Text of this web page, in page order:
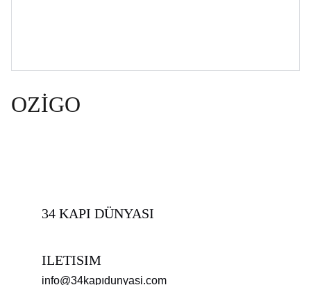
OZİGO
ILETISIM
info@34kapıdunyasi.com
34 KAPI DÜNYASI